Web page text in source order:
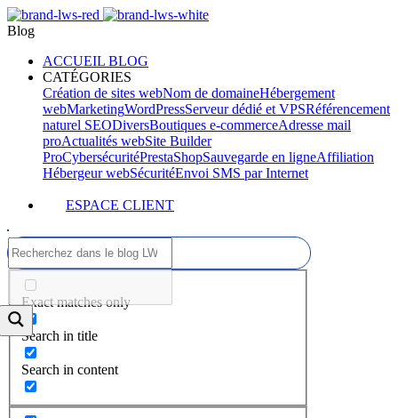
Blog
ACCUEIL BLOG
CATÉGORIES
Création de sites webNom de domaineHébergement
webMarketingWordPressServeur dédié et VPSRéférencement
naturel SEODiversBoutiques e-commerceAdresse mail
proActualités webSite Builder
ProCybersécuritéPrestaShopSauvegarde en ligneAffiliation
Hébergeur webSécuritéEnvoi SMS par Internet
ESPACE CLIENT
Exact matches only
Search in title
Search in content